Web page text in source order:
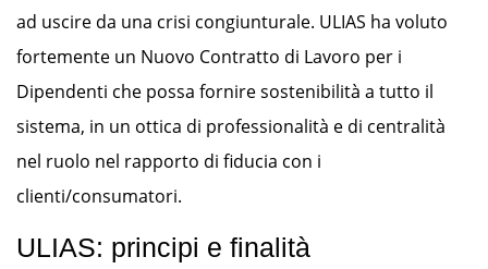
ad uscire da una crisi congiunturale. ULIAS ha voluto
fortemente un Nuovo Contratto di Lavoro per i
Dipendenti che possa fornire sostenibilità a tutto il
sistema, in un ottica di professionalità e di centralità
nel ruolo nel rapporto di fiducia con i
clienti/consumatori.
ULIAS: principi e finalità